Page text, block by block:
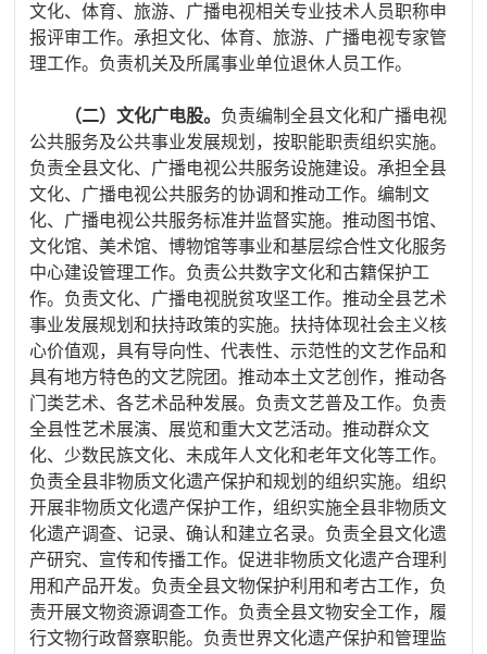
文化、体育、旅游、广播电视相关专业技术人员职称申
报评审工作。承担文化、体育、旅游、广播电视专家管
理工作。负责机关及所属事业单位退休人员工作。
（二）文化广电股。 负责编制全县文化和广播电视
公共服务及公共事业发展规划，按职能职责组织实施。
负责全县文化、广播电视公共服务设施建设。承担全县
文化、广播电视公共服务的协调和推动工作。编制文
化、广播电视公共服务标准并监督实施。推动图书馆、
文化馆、美术馆、博物馆等事业和基层综合性文化服务
中心建设管理工作。负责公共数字文化和古籍保护工
作。负责文化、广播电视脱贫攻坚工作。推动全县艺术
事业发展规划和扶持政策的实施。扶持体现社会主义核
心价值观，具有导向性、代表性、示范性的文艺作品和
具有地方特色的文艺院团。推动本土文艺创作，推动各
门类艺术、各艺术品种发展。负责文艺普及工作。负责
全县性艺术展演、展览和重大文艺活动。推动群众文
化、少数民族文化、未成年人文化和老年文化等工作。
负责全县非物质文化遗产保护和规划的组织实施。组织
开展非物质文化遗产保护工作，组织实施全县非物质文
化遗产调查、记录、确认和建立名录。负责全县文化遗
产研究、宣传和传播工作。促进非物质文化遗产合理利
用和产品开发。负责全县文物保护利用和考古工作，负
责开展文物资源调查工作。负责全县文物安全工作，履
行文物行政督察职能。负责世界文化遗产保护和管理监